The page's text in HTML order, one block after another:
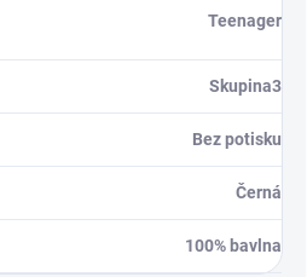
Teenager
Skupina3
Bez potisku
Černá
100% bavlna